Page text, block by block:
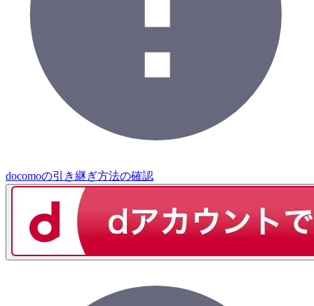
docomoの引き継ぎ方法の確認